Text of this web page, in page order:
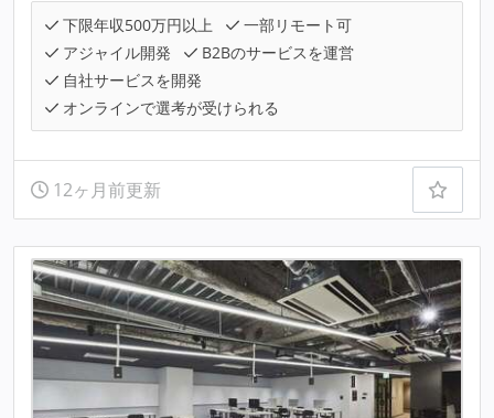
下限年収500万円以上
一部リモート可
アジャイル開発
B2Bのサービスを運営
自社サービスを開発
オンラインで選考が受けられる
12ヶ月前更新